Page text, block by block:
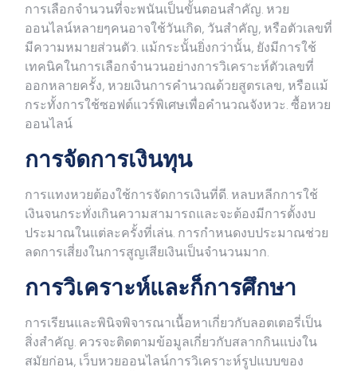
การเลือกจำนวนที่จะพนันเป็นขั้นตอนสำคัญ. หวย
ออนไลน์หลายๆคนอาจใช้วันเกิด, วันสำคัญ, หรือตัวเลขที่
มีความหมายส่วนตัว. แม้กระนั้นยิ่งกว่านั้น, ยังมีการใช้
เทคนิคในการเลือกจำนวนอย่างการวิเคราะห์ตัวเลขที่
ออกหลายครั้ง, หวยเงินการคำนวณด้วยสูตรเลข, หรือแม้
กระทั้งการใช้ซอฟต์แวร์พิเศษเพื่อคำนวณจังหวะ. ซื้อหวย
ออนไลน์
การจัดการเงินทุน
การแทงหวยต้องใช้การจัดการเงินที่ดี. หลบหลีกการใช้
เงินจนกระทั่งเกินความสามารถและจะต้องมีการตั้งงบ
ประมาณในแต่ละครั้งที่เล่น. การกำหนดงบประมาณช่วย
ลดการเสี่ยงในการสูญเสียเงินเป็นจำนวนมาก.
การวิเคราะห์และก็การศึกษา
การเรียนและพินิจพิจารณาเนื้อหาเกี่ยวกับลอตเตอรี่เป็น
สิ่งสำคัญ. ควรจะติดตามข้อมูลเกี่ยวกับสลากกินแบ่งใน
สมัยก่อน, เว็บหวยออนไลน์การวิเคราะห์รูปแบบของ